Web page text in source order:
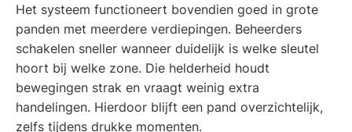
Het systeem functioneert bovendien goed in grote
panden met meerdere verdiepingen. Beheerders
schakelen sneller wanneer duidelijk is welke sleutel
hoort bij welke zone. Die helderheid houdt
bewegingen strak en vraagt weinig extra
handelingen. Hierdoor blijft een pand overzichtelijk,
zelfs tijdens drukke momenten.